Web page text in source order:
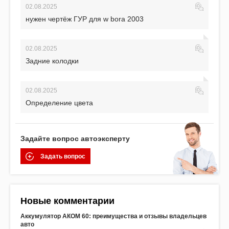
02.08.2025
нужен чертёж ГУР для w bora 2003
02.08.2025
Задние колодки
02.08.2025
Определение цвета
Задайте вопрос автоэксперту
Задать вопрос
Новые комментарии
Аккумулятор АКОМ 60: преимущества и отзывы владельцев
авто